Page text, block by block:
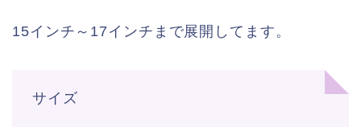
15インチ～17インチまで展開してます。
サイズ